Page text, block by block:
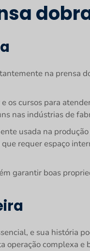
na prensa
os cursos para
nas indústrias de
usada na
requer espaço
garantir boas
e sua história
operação complexa e